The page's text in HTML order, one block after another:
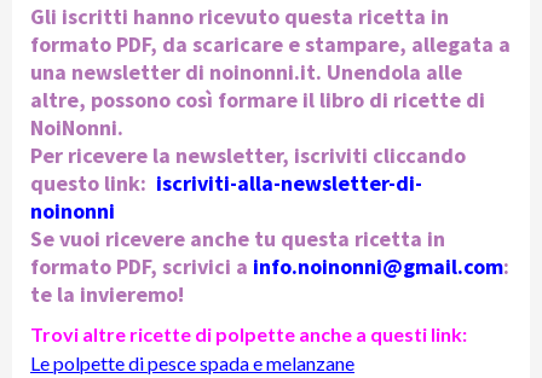
Gli iscritti hanno ricevuto questa ricetta in
formato PDF, da scaricare e stampare, allegata a
una newsletter di noinonni.it. Unendola alle
altre, possono così formare il libro di ricette di
NoiNonni.
Per ricevere la newsletter, iscriviti cliccando
questo link: iscriviti-alla-newsletter-di-
noinonni
Se vuoi ricevere anche tu questa ricetta in
formato PDF, scrivici a info.noinonni@gmail.com:
te la invieremo!
Trovi altre ricette di polpette anche a questi link:
Le polpette di pesce spada e melanzane